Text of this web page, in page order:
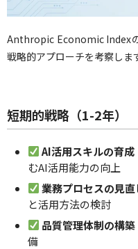
Anthropic Economic Index
戦略的アプローチを考察しま
短期的戦略（1-2年）
AI活用スキルの育成
むAI活用能力の向上
業務プロセスの見直
と活用方法の検討
品質管理体制の構築
備